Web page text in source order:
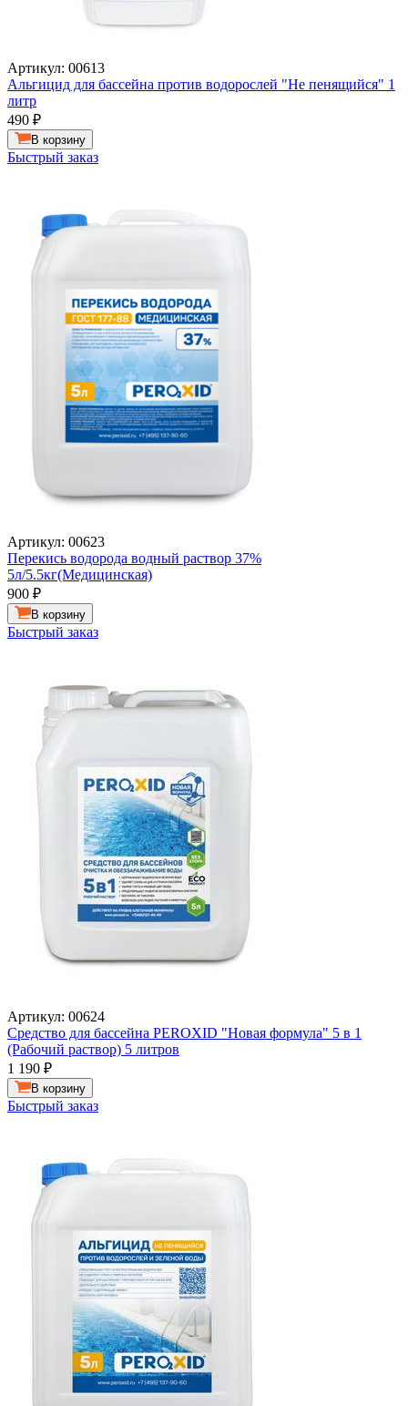
Артикул: 00613
Альгицид для бассейна против водорослей "Не пенящийся" 1
литр
490 ₽
В корзину
Быстрый заказ
Артикул: 00623
Перекись водорода водный раствор 37%
5л/5.5кг(Медицинская)
900 ₽
В корзину
Быстрый заказ
Артикул: 00624
Средство для бассейна PEROXID "Новая формула" 5 в 1
(Рабочий раствор) 5 литров
1 190 ₽
В корзину
Быстрый заказ